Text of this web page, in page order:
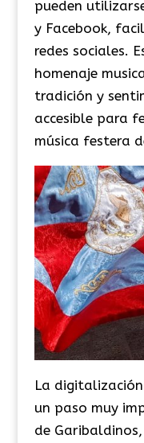
pueden
y Facebook,
redes sociales.
homenaje
tradición y
accesible para
música festera
La
un paso muy
de